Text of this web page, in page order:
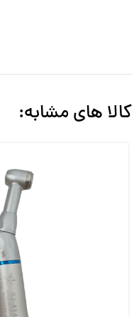
کالا های مشابه: